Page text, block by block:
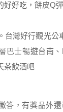
好好吃，餅皮Q
答，有獎品外